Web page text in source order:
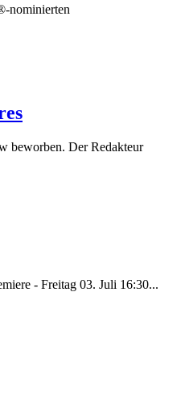
nominierten
beworben. Der Redakteur
- Freitag 03. Juli 16:30...